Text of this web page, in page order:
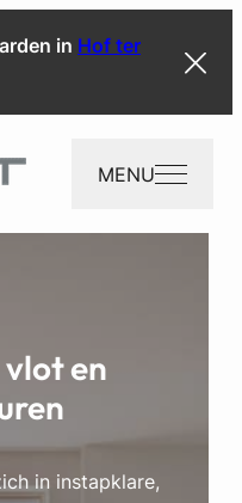
in Hof ter
MENU
en
in instapklare,